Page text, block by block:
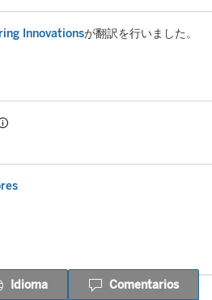
Innovationsが翻訳を行いました。
Idioma Comentarios